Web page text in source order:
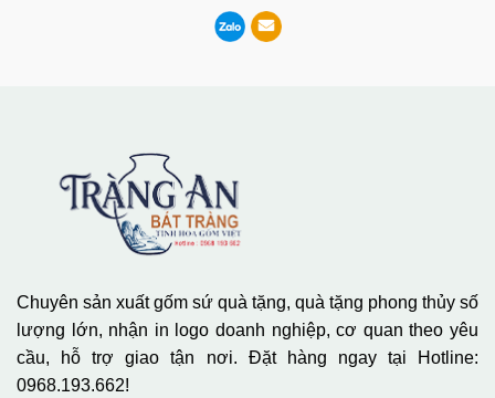
Chuyên sản xuất gốm sứ quà tặng, quà tặng phong thủy số
lượng lớn, nhận in logo doanh nghiệp, cơ quan theo yêu
cầu, hỗ trợ giao tận nơi. Đặt hàng ngay tại Hotline:
0968.193.662!